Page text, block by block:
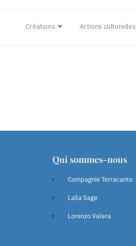
Créations Actions culturelles
Qui sommes-nous
Compagnie Terracanto
Laïla Sage
Lorenzo Valera